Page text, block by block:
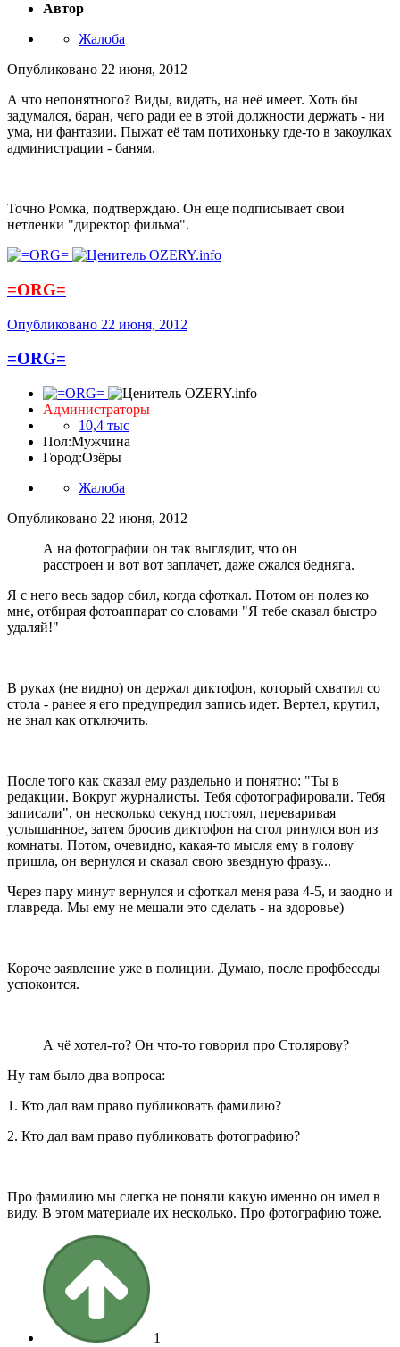
Автор
Жалоба
Опубликовано 22 июня, 2012
А что непонятного? Виды, видать, на неё имеет. Хоть бы
задумался, баран, чего ради ее в этой должности держать - ни
ума, ни фантазии. Пыжат её там потихоньку где-то в закоулках
администрации - баням.
Точно Ромка, подтверждаю. Он еще подписывает свои
нетленки "директор фильма".
=ORG=
Опубликовано 22 июня, 2012
=ORG=
Администраторы
10,4 тыс
Пол:Мужчина
Город:Озёры
Жалоба
Опубликовано 22 июня, 2012
А на фотографии он так выглядит, что он
расстроен и вот вот заплачет, даже сжался бедняга.
Я с него весь задор сбил, когда сфоткал. Потом он полез ко
мне, отбирая фотоаппарат со словами "Я тебе сказал быстро
удаляй!"
В руках (не видно) он держал диктофон, который схватил со
стола - ранее я его предупредил запись идет. Вертел, крутил,
не знал как отключить.
После того как сказал ему раздельно и понятно: "Ты в
редакции. Вокруг журналисты. Тебя сфотографировали. Тебя
записали", он несколько секунд постоял, переваривая
услышанное, затем бросив диктофон на стол ринулся вон из
комнаты. Потом, очевидно, какая-то мысля ему в голову
пришла, он вернулся и сказал свою звездную фразу...
Через пару минут вернулся и сфоткал меня раза 4-5, и заодно и
главреда. Мы ему не мешали это сделать - на здоровье)
Короче заявление уже в полиции. Думаю, после профбеседы
успокоится.
А чё хотел-то? Он что-то говорил про Столярову?
Ну там было два вопроса:
1. Кто дал вам право публиковать фамилию?
2. Кто дал вам право публиковать фотографию?
Про фамилию мы слегка не поняли какую именно он имел в
виду. В этом материале их несколько. Про фотографию тоже.
1